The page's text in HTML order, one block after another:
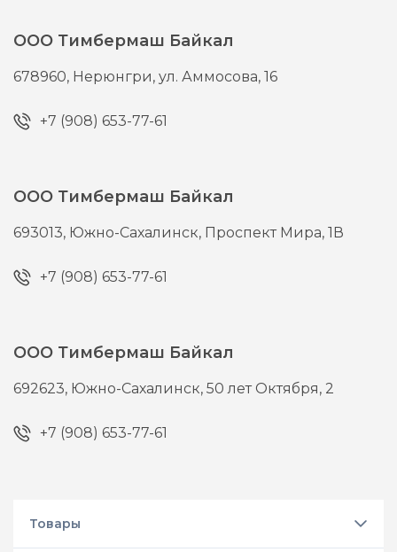
ООО Тимбермаш Байкал
678960, Нерюнгри,ул. Аммосова, 16
+7 (908) 653-77-61
ООО Тимбермаш Байкал
693013, Южно-Сахалинск, Проспект Мира, 1В
+7 (908) 653-77-61
ООО Тимбермаш Байкал
692623, Южно-Сахалинск,50 лет Октября, 2
+7 (908) 653-77-61
Товары